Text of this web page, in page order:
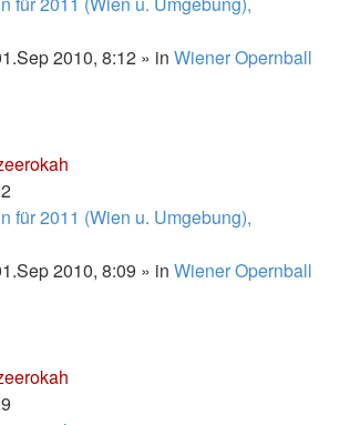
2010, 8:12 » in Wiener Opernball
für 2011 (Wien u. Umgebung),
2010, 8:09 » in Wiener Opernball